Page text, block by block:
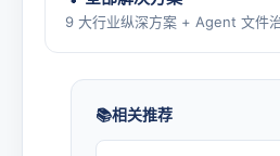
9 大行业纵深方案 + Agent 文件
相关推荐